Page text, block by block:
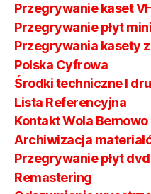
Przegrywanie kaset
Przegrywanie płyt
Przegrywania kasety
Polska Cyfrowa
Środki techniczne I
Lista Referencyjna
Kontakt Wola Bemowo
Archiwizacja
Przegrywanie płyt
Remastering